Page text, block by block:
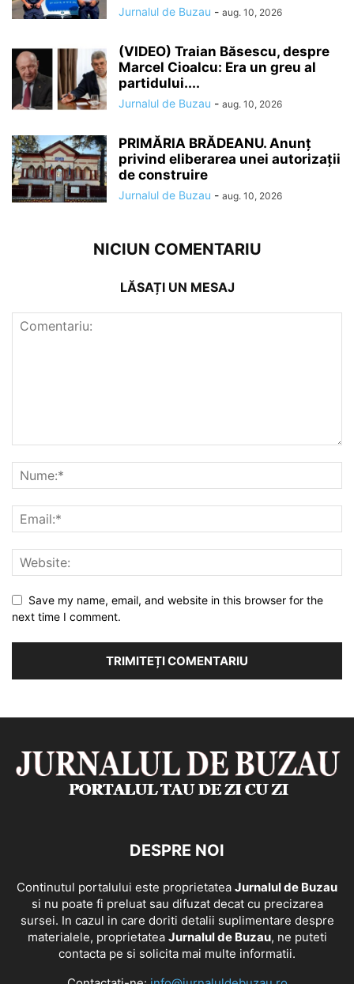
Jurnalul de Buzau - aug. 10, 2026
(VIDEO) Traian Băsescu, despre
Marcel Cioalcu: Era un greu al
partidului....
Jurnalul de Buzau - aug. 10, 2026
PRIMĂRIA BRĂDEANU. Anunț
privind eliberarea unei autorizații
de construire
Jurnalul de Buzau - aug. 10, 2026
NICIUN COMENTARIU
LĂSAȚI UN MESAJ
Save my name, email, and website in this browser for the
next time I comment.
DESPRE NOI
Continutul portalului este proprietatea Jurnalul de Buzau
si nu poate fi preluat sau difuzat decat cu precizarea
sursei. In cazul in care doriti detalii suplimentare despre
materialele, proprietatea Jurnalul de Buzau, ne puteti
contacta pe si solicita mai multe informatii.